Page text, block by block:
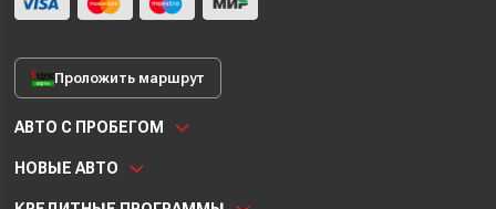
Проложить маршрут
АВТО С ПРОБЕГОМ
НОВЫЕ АВТО